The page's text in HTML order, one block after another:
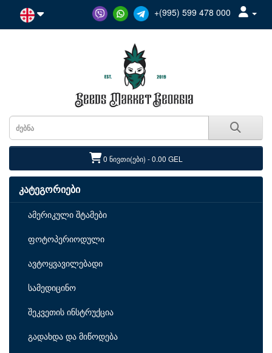
+(995) 599 478 000
0 ნივთი(ები) - 0.00 GEL
კატეგორიები
ამერიკული შტამები
ფოტოპერიოდული
ავტოყვავილებადი
სამედიცინო
შეკვეთის ინსტრუქცია
გადახდა და მიწოდება